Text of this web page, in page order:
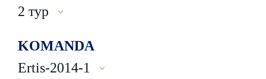
2 тур
KOMANDA
Ertis-2014-1